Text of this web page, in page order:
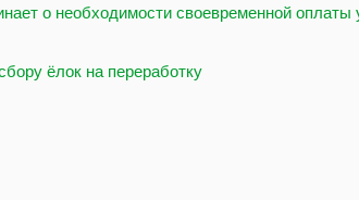
о необходимости своевременной
ёлок на переработку